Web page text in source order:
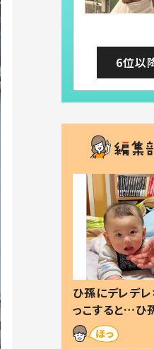
6位以
ひ孫にデレデ
っこすると…ひ
した」「可愛くて